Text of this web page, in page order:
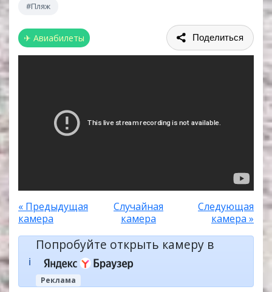
#Пляж
✈ Авиабилеты Поделиться
« Предыдущая
камера
Случайная
камера
Следующая
камера »
ℹ️
Попробуйте открыть камеру в
Реклама